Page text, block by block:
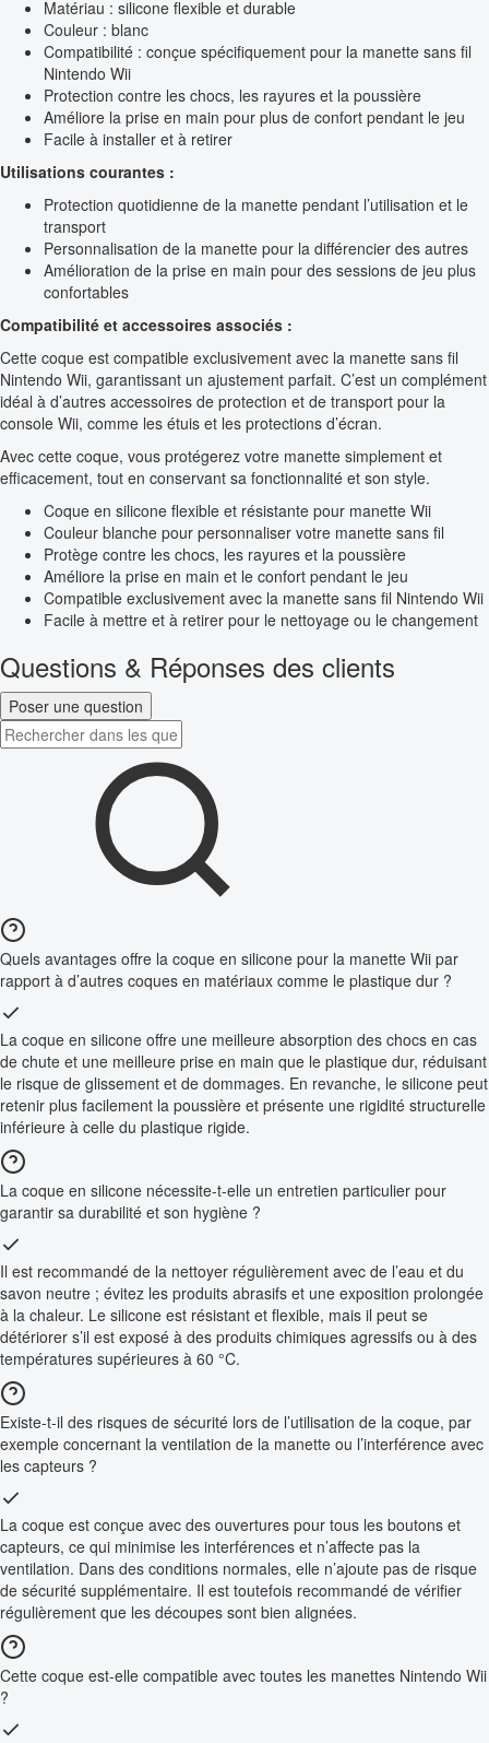
Matériau : silicone flexible et durable
Couleur : blanc
Compatibilité : conçue spécifiquement pour la manette sans fil
Nintendo Wii
Protection contre les chocs, les rayures et la poussière
Améliore la prise en main pour plus de confort pendant le jeu
Facile à installer et à retirer
Utilisations courantes :
Protection quotidienne de la manette pendant l’utilisation et le
transport
Personnalisation de la manette pour la différencier des autres
Amélioration de la prise en main pour des sessions de jeu plus
confortables
Compatibilité et accessoires associés :
Cette coque est compatible exclusivement avec la manette sans fil
Nintendo Wii, garantissant un ajustement parfait. C’est un complément
idéal à d’autres accessoires de protection et de transport pour la
console Wii, comme les étuis et les protections d’écran.
Avec cette coque, vous protégerez votre manette simplement et
efficacement, tout en conservant sa fonctionnalité et son style.
Coque en silicone flexible et résistante pour manette Wii
Couleur blanche pour personnaliser votre manette sans fil
Protège contre les chocs, les rayures et la poussière
Améliore la prise en main et le confort pendant le jeu
Compatible exclusivement avec la manette sans fil Nintendo Wii
Facile à mettre et à retirer pour le nettoyage ou le changement
Questions & Réponses des clients
Poser une question
Quels avantages offre la coque en silicone pour la manette Wii par
rapport à d’autres coques en matériaux comme le plastique dur ?
La coque en silicone offre une meilleure absorption des chocs en cas
de chute et une meilleure prise en main que le plastique dur, réduisant
le risque de glissement et de dommages. En revanche, le silicone peut
retenir plus facilement la poussière et présente une rigidité structurelle
inférieure à celle du plastique rigide.
La coque en silicone nécessite-t-elle un entretien particulier pour
garantir sa durabilité et son hygiène ?
Il est recommandé de la nettoyer régulièrement avec de l’eau et du
savon neutre ; évitez les produits abrasifs et une exposition prolongée
à la chaleur. Le silicone est résistant et flexible, mais il peut se
détériorer s’il est exposé à des produits chimiques agressifs ou à des
températures supérieures à 60 °C.
Existe-t-il des risques de sécurité lors de l’utilisation de la coque, par
exemple concernant la ventilation de la manette ou l’interférence avec
les capteurs ?
La coque est conçue avec des ouvertures pour tous les boutons et
capteurs, ce qui minimise les interférences et n’affecte pas la
ventilation. Dans des conditions normales, elle n’ajoute pas de risque
de sécurité supplémentaire. Il est toutefois recommandé de vérifier
régulièrement que les découpes sont bien alignées.
Cette coque est-elle compatible avec toutes les manettes Nintendo Wii
?